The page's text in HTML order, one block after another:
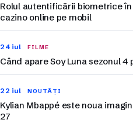
Rolul autentificării biometrice
cazino online pe mobil
24 iul FILME
Când apare Soy Luna sezonul 4
22 iul NOUTĂȚI
Kylian Mbappé este noua
27